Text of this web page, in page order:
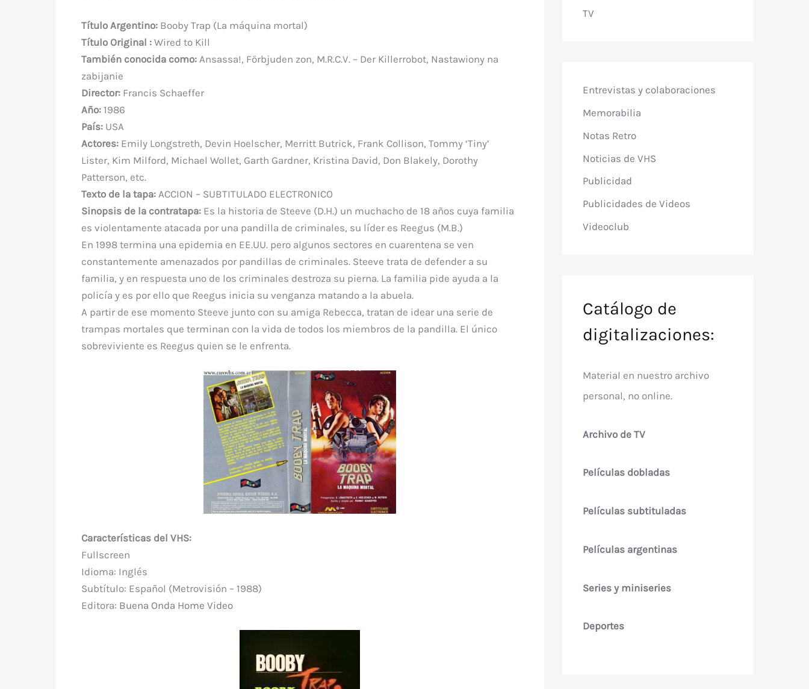
Título Argentino: Booby Trap (La máquina mortal)
Título Original : Wired to Kill
También conocida como:Ansassa!, Förbjuden zon, M.R.C.V. – Der Killerrobot, Nastawiony na
zabijanie
Director: Francis Schaeffer
Año:1986
País:USA
Actores:Emily Longstreth, Devin Hoelscher, Merritt Butrick, Frank Collison, Tommy ‘Tiny’
Lister, Kim Milford, Michael Wollet, Garth Gardner, Kristina David, Don Blakely, Dorothy
Patterson, etc.
Texto de la tapa:ACCION – SUBTITULADO ELECTRONICO
Sinopsis de la contratapa:Es la historia de Steeve (D.H.) un muchacho de 18 años cuya familia
es violentamente atacada por una pandilla de criminales, su líder es Reegus (M.B.)
En 1998 termina una epidemia en EE.UU. pero algunos sectores en cuarentena se ven
constantemente amenazados por pandillas de criminales. Steeve trata de defender a su
familia, y en respuesta uno de los criminales destroza su pierna. La familia pide ayuda a la
policía y es por ello que Reegus inicia su venganza matando a la abuela.
A partir de ese momento Steeve junto con su amiga Rebecca, tratan de idear una serie de
trampas mortales que terminan con la vida de todos los miembros de la pandilla. El único
sobreviviente es Reegus quien se le enfrenta.
Características del VHS:
Fullscreen
Idioma: Inglés
Subtítulo: Español (Metrovisión – 1988)
Editora: Buena Onda Home Video
TV
Entrevistas y colaboraciones
Memorabilia
Notas Retro
Noticias de VHS
Publicidad
Publicidades de Videos
Videoclub
Catálogo de
digitalizaciones:
Material en nuestro archivo
personal, no online.
Archivo de TV
Películas dobladas
Películas subtituladas
Películas argentinas
Series y miniseries
Deportes